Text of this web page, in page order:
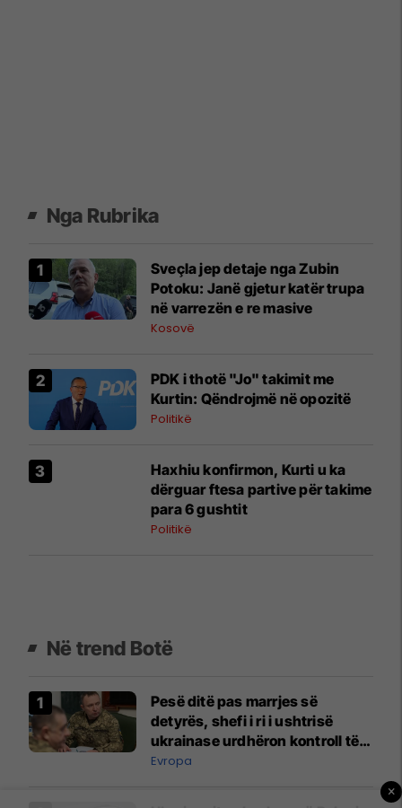
Nga Rubrika
Sveçla jep detaje nga Zubin
Potoku: Janë gjetur katër trupa
në varrezën e re masive
Kosovë
PDK i thotë "Jo" takimit me
Kurtin: Qëndrojmë në opozitë
Politikë
Haxhiu konfirmon, Kurti u ka
dërguar ftesa partive për takime
para 6 gushtit
Politikë
Në trend Botë
Pesë ditë pas marrjes së
detyrës, shefi i ri i ushtrisë
ukrainase urdhëron kontroll të
madh
Evropa
×